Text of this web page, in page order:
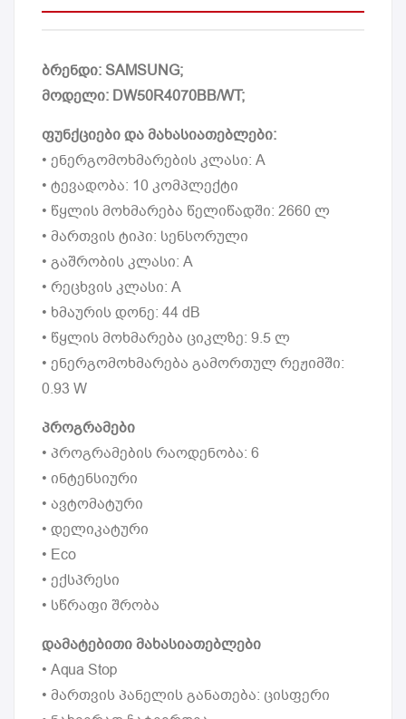
ბრენდი: SAMSUNG;
მოდელი: DW50R4070BB/WT;
ფუნქციები და მახასიათებლები:
• ენერგომოხმარების კლასი: A
• ტევადობა: 10 კომპლექტი
• წყლის მოხმარება წელიწადში: 2660 ლ
• მართვის ტიპი: სენსორული
• გაშრობის კლასი: A
• რეცხვის კლასი: A
• ხმაურის დონე: 44 dB
• წყლის მოხმარება ციკლზე: 9.5 ლ
• ენერგომოხმარება გამორთულ რეჟიმში:
0.93 W
პროგრამები
• პროგრამების რაოდენობა: 6
• ინტენსიური
• ავტომატური
• დელიკატური
• Eco
• ექსპრესი
• სწრაფი შრობა
დამატებითი მახასიათებლები
• Aqua Stop
• მართვის პანელის განათება: ცისფერი